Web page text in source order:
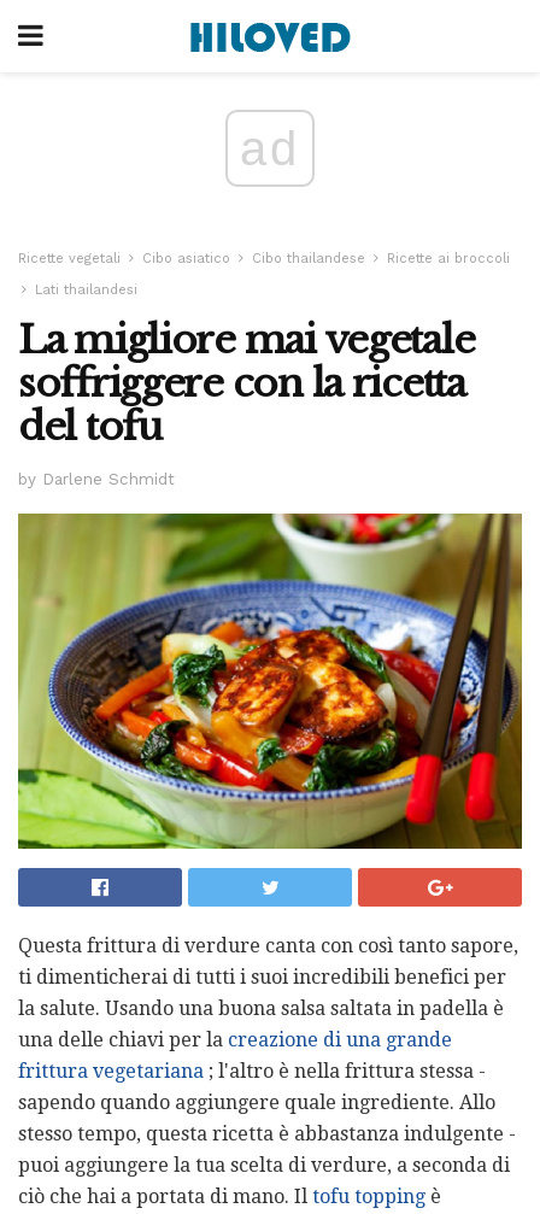
ad
Ricette vegetali Cibo asiatico Cibo thailandese
Ricette ai broccoli
Lati thailandesi
La migliore mai vegetale
soffriggere con la ricetta
del tofu
by Darlene Schmidt
Questa frittura di verdure canta con così tanto sapore,
ti dimenticherai di tutti i suoi incredibili benefici per
la salute. Usando una buona salsa saltata in padella è
una delle chiavi per la creazione di una grande
frittura vegetariana ; l'altro è nella frittura stessa -
sapendo quando aggiungere quale ingrediente. Allo
stesso tempo, questa ricetta è abbastanza indulgente -
puoi aggiungere la tua scelta di verdure, a seconda di
ciò che hai a portata di mano. Il tofu topping è